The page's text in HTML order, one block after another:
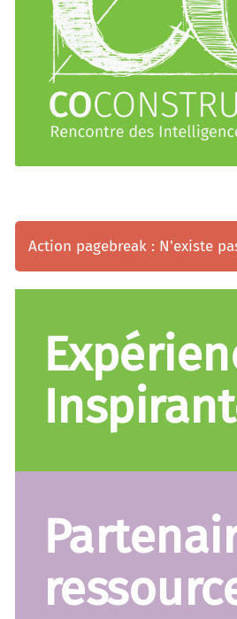
Action pagebreak : N'existe